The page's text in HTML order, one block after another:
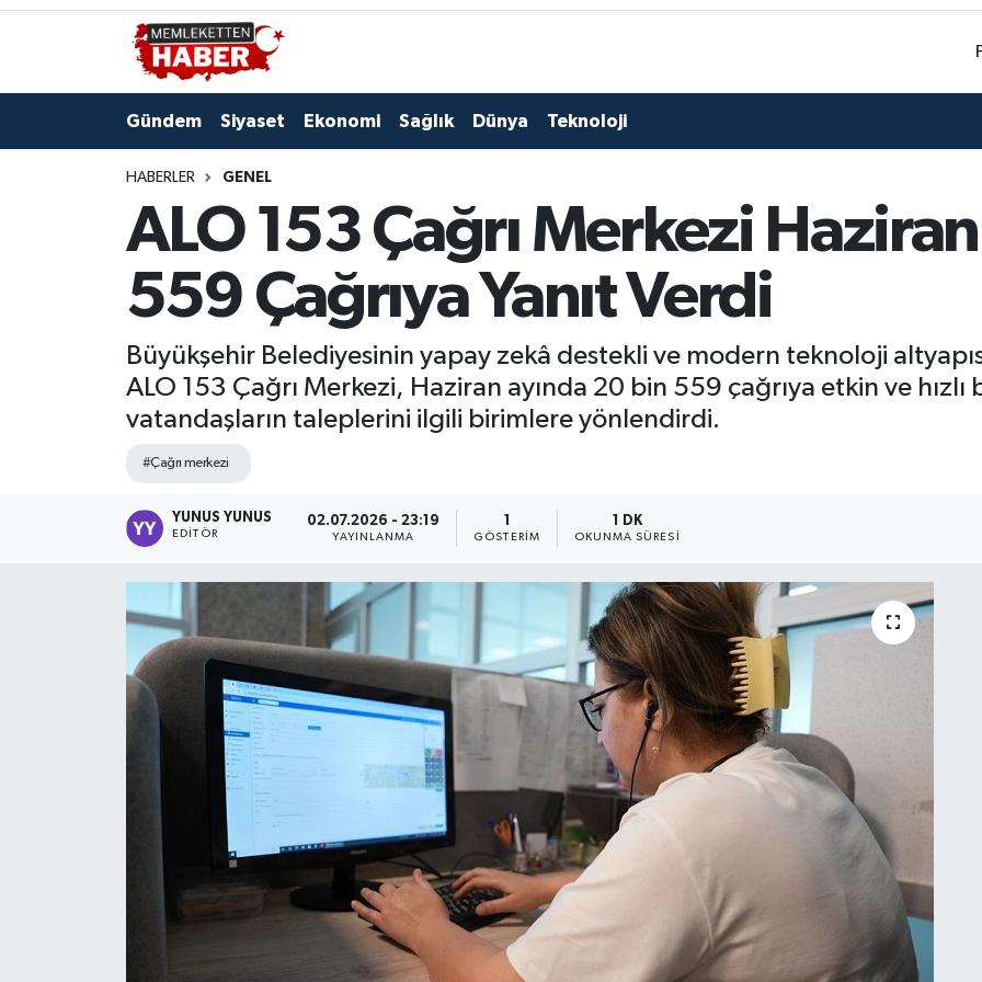
Gündem Siyaset Ekonomi Sağlık Dünya Teknoloji
HABERLER GENEL
ALO 153 Çağrı Merkezi
559 Çağrıya Yanıt Verdi
Büyükşehir Belediyesinin yapay zekâ destekli ve modern teknoloji
ALO 153 Çağrı Merkezi, Haziran ayında 20 bin 559 çağrıya etkin ve hızlı
vatandaşların taleplerini ilgili birimlere yönlendirdi.
#Çağrı merkezi
YUNUS YUNUS
EDITÖR
02.07.2026 - 23:19
YAYINLANMA
1
GÖSTERIM
1 DK
OKUNMA SÜRESI